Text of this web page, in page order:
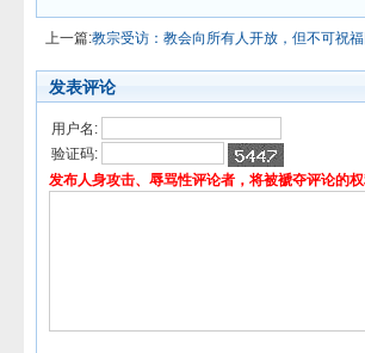
上一篇:教宗受访：教会向所有人开放，但不可祝
发表评论
用户名:
验证码:
发布人身攻击、辱骂性评论者，将被褫夺评论的权